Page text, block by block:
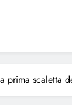
prima scaletta